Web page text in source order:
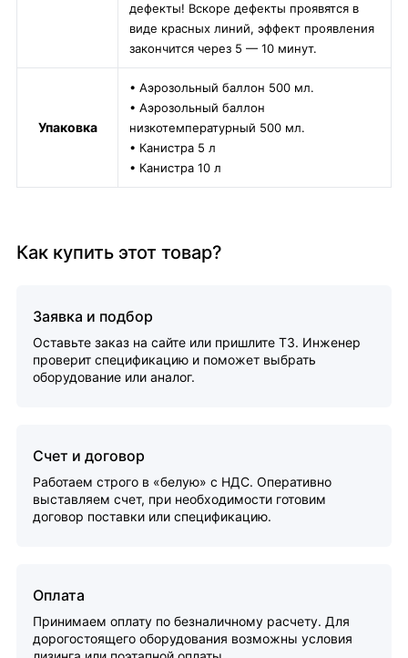
дефекты! Вскоре дефекты проявятся в
виде красных линий, эффект проявления
закончится через 5 — 10 минут.
Упаковка
• Аэрозольный баллон 500 мл.
• Аэрозольный баллон
низкотемпературный 500 мл.
• Канистра 5 л
• Канистра 10 л
Как купить этот товар?
Заявка и подбор
Оставьте заказ на сайте или пришлите ТЗ. Инженер
проверит спецификацию и поможет выбрать
оборудование или аналог.
Счет и договор
Работаем строго в «белую» с НДС. Оперативно
выставляем счет, при необходимости готовим
договор поставки или спецификацию.
Оплата
Принимаем оплату по безналичному расчету. Для
дорогостоящего оборудования возможны условия